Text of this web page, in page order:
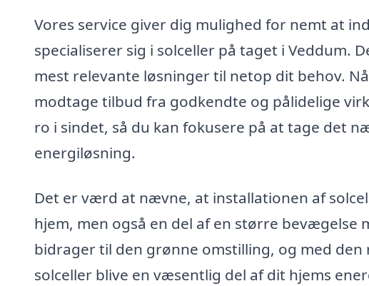
Vores service giver dig mulighed for nemt at
specialiserer sig i solceller på taget i Veddum.
mest relevante løsninger til netop dit behov.
modtage tilbud fra godkendte og pålidelige
ro i sindet, så du kan fokusere på at tage det
energiløsning.
Det er værd at nævne, at installationen af
hjem, men også en del af en større
bidrager til den grønne omstilling, og med
solceller blive en væsentlig del af dit hjems